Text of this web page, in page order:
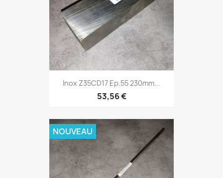
Inox Z35CD17 Ep.55 230mm...
53,56 €
NOUVEAU